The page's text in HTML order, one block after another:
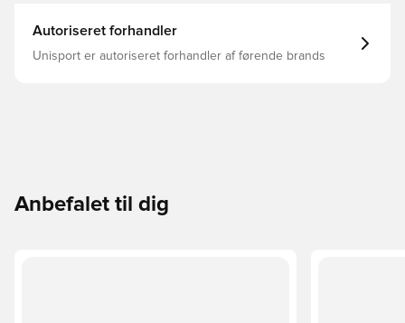
Autoriseret forhandler
Unisport er autoriseret forhandler af førende brands
Anbefalet til dig